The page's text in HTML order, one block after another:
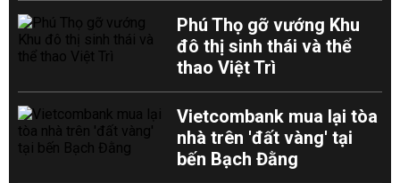
Phú Thọ gỡ vướng Khu
đô thị sinh thái và thể
thao Việt Trì
Vietcombank mua lại tòa
nhà trên 'đất vàng' tại
bến Bạch Đằng